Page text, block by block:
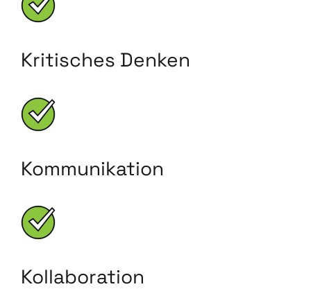
Kritisches Denken
Kommunikation
Kollaboration